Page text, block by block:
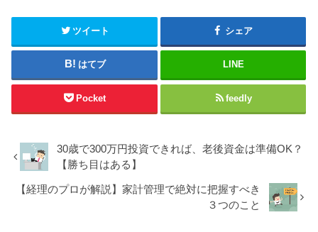
ツイート シェア
はてブ LINE
Pocket feedly
30歳で300万円投資できれば、老後資金は準備OK？
【勝ち目はある】
【経理のプロが解説】家計管理で絶対に把握すべき
３つのこと